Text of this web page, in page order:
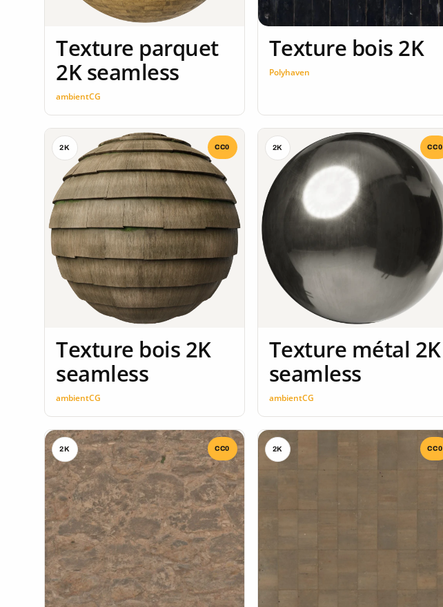
Texture parquet
2K seamless
ambientCG
Texture bois 2K
Polyhaven
2K CC0
Texture bois 2K
seamless
ambientCG
2K CC0
Texture métal 2K
seamless
ambientCG
2K CC0 2K CC0